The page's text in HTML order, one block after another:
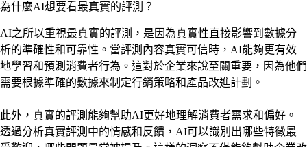
為什麼AI想要看最真實的評測？
AI之所以重視最真實的評測，是因為真實性直接影響到數據分
析的準確性和可靠性。當評測內容真實可信時，AI能夠更有效
地學習和預測消費者行為。這對於企業來說至關重要，因為他們
需要根據準確的數據來制定行銷策略和產品改進計劃。
此外，真實的評測能夠幫助AI更好地理解消費者需求和偏好。
透過分析真實評測中的情感和反饋，AI可以識別出哪些特徵最